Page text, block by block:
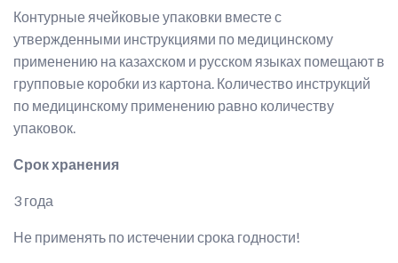
Контурные ячейковые упаковки вместе с
утвержденными инструкциями по медицинскому
применению на казахском и русском языках помещают в
групповые коробки из картона. Количество инструкций
по медицинскому применению равно количеству
упаковок.
Срок хранения
3 года
Не применять по истечении срока годности!